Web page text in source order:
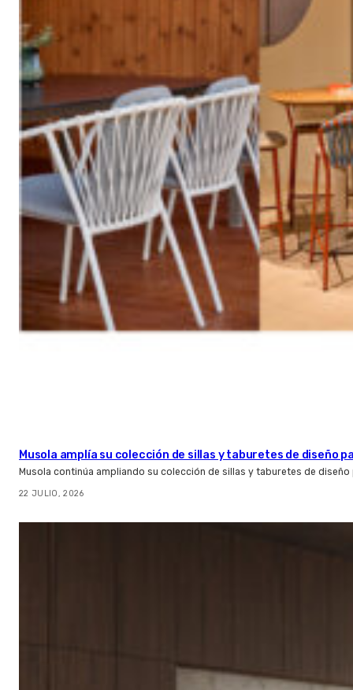
Musola amplía su colección de sillas y taburetes de diseño
Musola continúa ampliando su colección de sillas y taburetes de
22 JULIO, 2026